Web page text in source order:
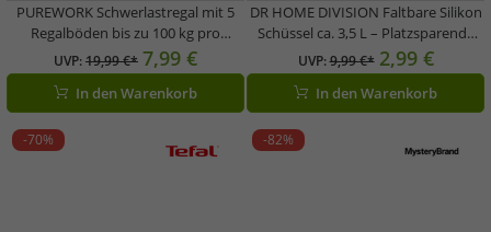
PUREWORK Schwerlastregal mit 5
Regalböden bis zu 100 kg pro
Regalboden Metall-Regal
148x70x30cm **B-Ware – geprüft &
funktionell einwandfrei** Silber
UVP:19,99 €* 7,99 €
In den Warenkorb
DR HOME DIVISION Faltbare Silikon
Schüssel ca. 3,5 L – Platzsparende
Faltschüssel mit praktischen Griffen
9499579 **B-Ware – geprüft &
funktionell einwandfrei** in
Dunkelgrau
UVP:9,99 €* 2,99 €
In den Warenkorb
-70% -82%